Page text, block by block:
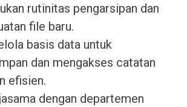
rutinitas pengarsipan dan
file baru.
basis data untuk
dan mengakses catatan
efisien.
dengan departemen